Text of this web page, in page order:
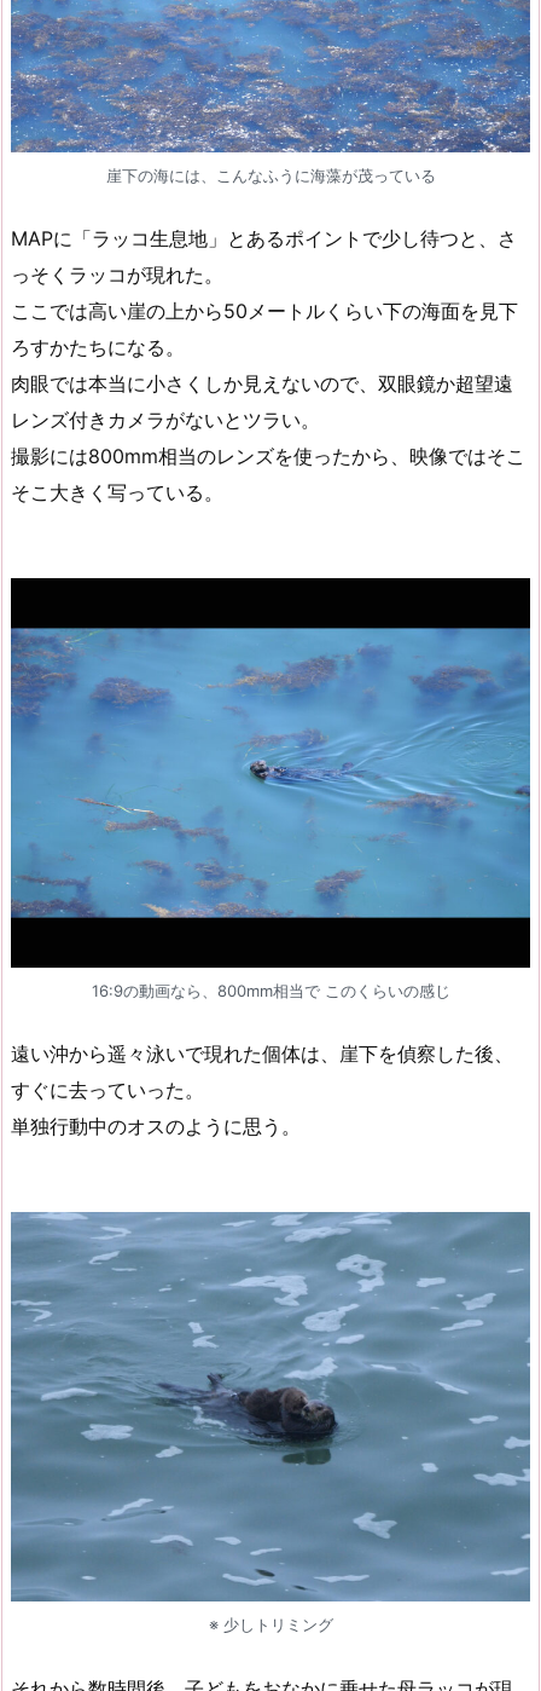
崖下の海には、こんなふうに海藻が茂っている
MAPに「ラッコ生息地」とあるポイントで少し待つと、さ
っそくラッコが現れた。
ここでは高い崖の上から50メートルくらい下の海面を見下
ろすかたちになる。
肉眼では本当に小さくしか見えないので、双眼鏡か超望遠
レンズ付きカメラがないとツラい。
撮影には800mm相当のレンズを使ったから、映像ではそこ
そこ大きく写っている。
16:9の動画なら、800mm相当で このくらいの感じ
遠い沖から遥々泳いで現れた個体は、崖下を偵察した後、
すぐに去っていった。
単独行動中のオスのように思う。
※ 少しトリミング